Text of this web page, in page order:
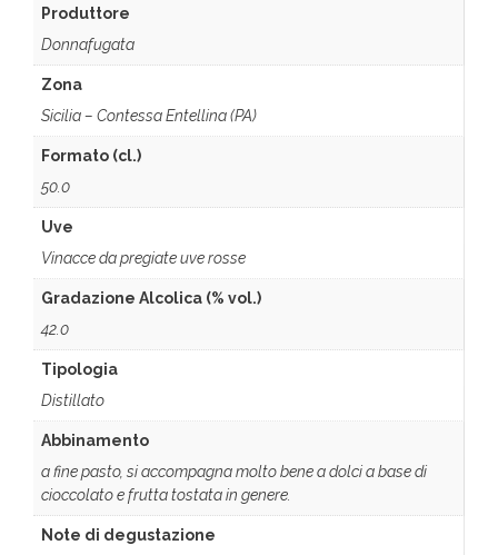
Produttore
Donnafugata
Zona
Sicilia – Contessa Entellina (PA)
Formato (cl.)
50.0
Uve
Vinacce da pregiate uve rosse
Gradazione Alcolica (% vol.)
42.0
Tipologia
Distillato
Abbinamento
a fine pasto, si accompagna molto bene a dolci a base di
cioccolato e frutta tostata in genere.
Note di degustazione